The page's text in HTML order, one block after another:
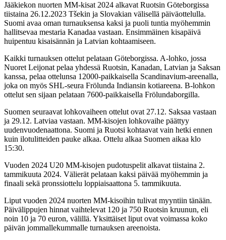
Jääkiekon nuorten MM-kisat 2024 alkavat Ruotsin Göteborgissa
tiistaina 26.12.2023 Tšekin ja Slovakian välisellä päiväottelulla.
Suomi avaa oman turnauksensa kaksi ja puoli tuntia myöhemmin
hallitsevaa mestaria Kanadaa vastaan. Ensimmäinen kisapäivä
huipentuu kisaisännän ja Latvian kohtaamiseen.
Kaikki turnauksen ottelut pelataan Göteborgissa. A-lohko, jossa
Nuoret Leijonat pelaa yhdessä Ruotsin, Kanadan, Latvian ja Saksan
kanssa, pelaa ottelunsa 12000-paikkaisella Scandinavium-areenalla,
joka on myös SHL-seura Frölunda Indiansin kotiareena. B-lohkon
ottelut sen sijaan pelataan 7600-paikkaisella Frölundaborgilla.
Suomen seuraavat lohkovaiheen ottelut ovat 27.12. Saksaa vastaan
ja 29.12. Latviaa vastaan. MM-kisojen lohkovaihe päättyy
uudenvuodenaattona. Suomi ja Ruotsi kohtaavat vain hetki ennen
kuin ilotulitteiden pauke alkaa. Ottelu alkaa Suomen aikaa klo
15:30.
Vuoden 2024 U20 MM-kisojen pudotuspelit alkavat tiistaina 2.
tammikuuta 2024. Välierät pelataan kaksi päivää myöhemmin ja
finaali sekä pronssiottelu loppiaisaattona 5. tammikuuta.
Liput vuoden 2024 nuorten MM-kisoihin tulivat myyntiin tänään.
Päivälippujen hinnat vaihtelevat 120 ja 750 Ruotsin kruunun, eli
noin 10 ja 70 euron, välillä. Yksittäiset liput ovat voimassa koko
päivän jommallekummalle turnauksen areenoista.